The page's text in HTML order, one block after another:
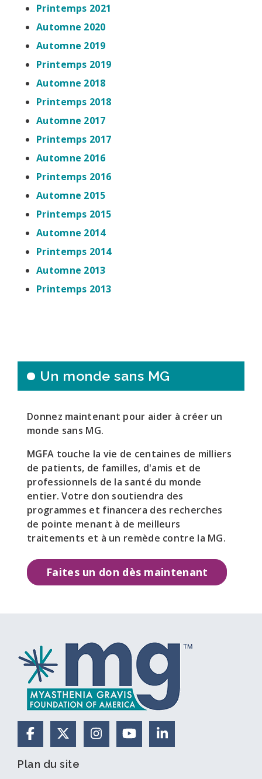
Printemps 2021
Automne 2020
Automne 2019
Printemps 2019
Automne 2018
Printemps 2018
Automne 2017
Printemps 2017
Automne 2016
Printemps 2016
Automne 2015
Printemps 2015
Automne 2014
Printemps 2014
Automne 2013
Printemps 2013
Un monde sans MG
Donnez maintenant pour aider à créer un
monde sans MG.
MGFA touche la vie de centaines de milliers
de patients, de familles, d'amis et de
professionnels de la santé du monde
entier. Votre don soutiendra des
programmes et financera des recherches
de pointe menant à de meilleurs
traitements et à un remède contre la MG.
Faites un don dès maintenant
FacebookX (anciennement Twitter)
Instagram
YouTubeLinkedIn
Plan du site